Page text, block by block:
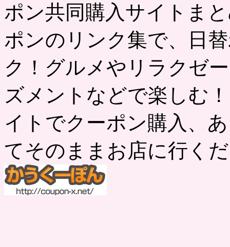
ポン共同購入サイトま
ポンのリンク集で、日
ク！グルメやリラクゼ
ズメントなどで楽しむ
イトでクーポン購入、
てそのままお店に行く